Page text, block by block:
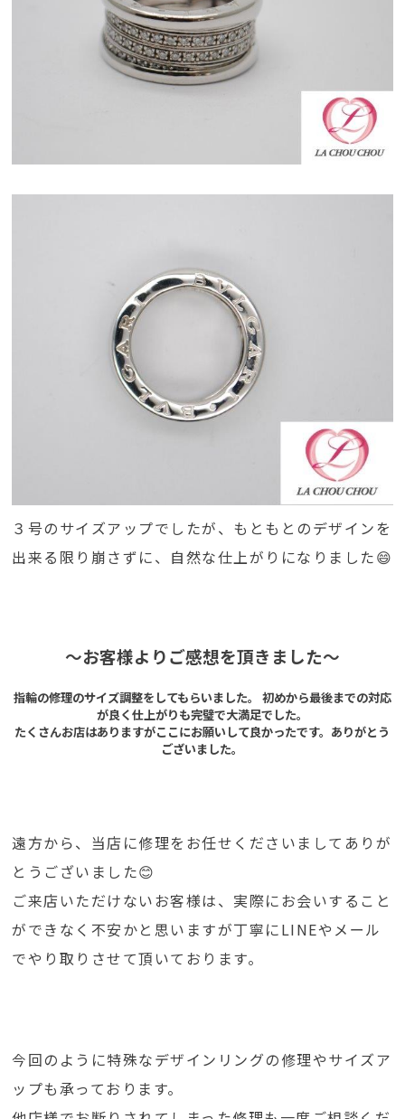
３号のサイズアップでしたが、もともとのデザインを
出来る限り崩さずに、自然な仕上がりになりました😄
～お客様よりご感想を頂きました～
指輪の修理のサイズ調整をしてもらいました。 初めから最後までの対応
が良く仕上がりも完璧で大満足でした。
たくさんお店はありますがここにお願いして良かったです。ありがとう
ございました。
遠方から、当店に修理をお任せくださいましてありが
とうございました😊
ご来店いただけないお客様は、実際にお会いすること
ができなく不安かと思いますが丁寧にLINEやメール
でやり取りさせて頂いております。
今回のように特殊なデザインリングの修理やサイズア
ップも承っております。